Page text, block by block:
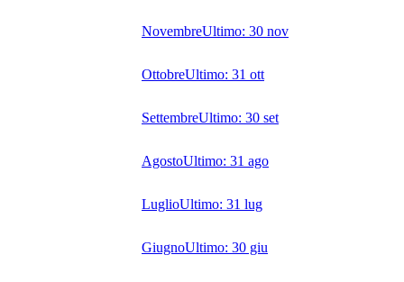
NovembreUltimo: 30 nov
OttobreUltimo: 31 ott
SettembreUltimo: 30 set
AgostoUltimo: 31 ago
LuglioUltimo: 31 lug
GiugnoUltimo: 30 giu